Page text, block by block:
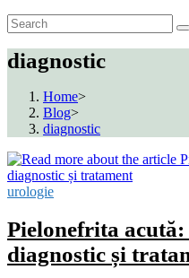
diagnostic
Home>
Blog>
diagnostic
urologie
Pielonefrita acută:
diagnostic și